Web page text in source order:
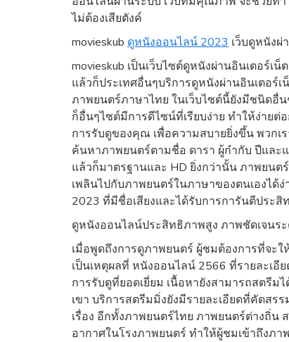
ไม่ต้องเสียตังค์
movieskub ดูหนังออนไลน์ 2023 เว็บดูหนังผ่
movieskub เป็นเว็บไซต์ดูหนังผ่านอินเตอร์
แล้วก็ประเทศอื่นๆบริการดูหนังผ่านอินเตอร์
ภาพยนตร์ภาษาไทย ในเว็บไซต์นี้ยังมีชนิดอื่
ก็อื่นๆไซต์มีการดีไซน์ที่เรียบง่าย ทำให้ง่าย
การรับดูของคุณ เพื่อความสบายยิ่งขึ้น พวก
ค้นหาภาพยนตร์ตามชื่อ ดารา ผู้กำกับ ปีแล
แล้วก็มาตรฐานและ HD ยิ่งกว่านั้น ภาพยนต
เพลินไปกับภาพยนตร์ในภาษาของตนเองได้
2023 ที่มีชื่อเสียงและได้รับการการันตีประสิ
ดูหนังออนไลน์ประสิทธิภาพสูง ภาพชัดเจนร
เมื่อพูดถึงการดูภาพยนตร์ ผู้ชมต้องการที่จะ
เป็นเหตุผลที่ หนังออนไลน์ 2566 ที่รายละเ
การรับดูที่ยอดเยี่ยม เนื้อหายังสามารถสตรี
เขา บริการสตรีมมิ่งยังมีรายละเอียดที่คัดสร
เรื่อง อีกทั้งภาพยนตร์ไทย ภาพยนตร์ต่างถิ่
อากาศในโรงภาพยนตร์ ทำให้ผู้ชมเข้าถึงภ